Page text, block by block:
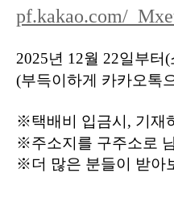
pf.kakao.com/
2025년 12월 22일부
(부득이하게 카카오톡
※택배비 입금시, 기재
※주소지를 구주소로
※더 많은 분들이 받아